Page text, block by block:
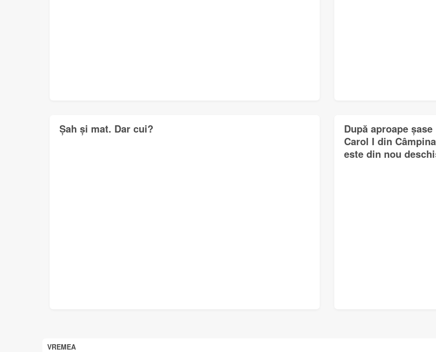
Șah și mat. Dar cui?
După aproape
Carol I din
este din nou
VREMEA